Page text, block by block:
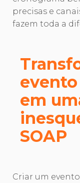
precisas e
fazem toda a
em
SOAP
Criar um